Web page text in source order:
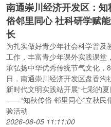
南通崇川经济开发区：知
俗邻里同心 社科研学赋
长
为扎实做好青少年社会科学普及
工作，丰富青少年课外实践课堂
承弘扬中华优秀传统节气文化，
日，南通崇川经济开发区盘香沟
新时代文明实践站开展“七彩的夏
——“知秋传俗 邻里同心”立秋民
验活动
2026-08-05 11:11:00